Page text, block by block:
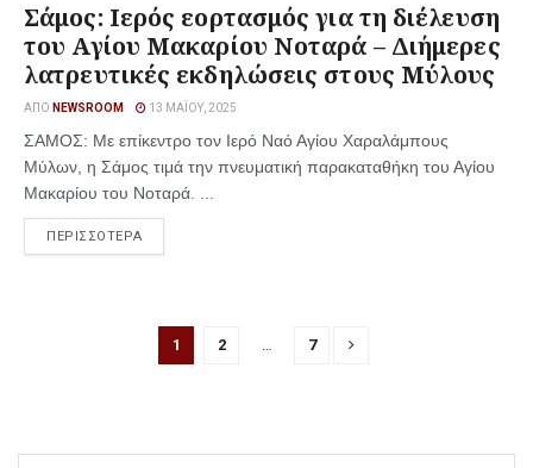
Σάμος: Ιερός εορτασμός για τη διέλευση
του Αγίου Μακαρίου Νοταρά – Διήμερες
λατρευτικές εκδηλώσεις στους Μύλους
ΑΠΌ NEWSROOM 13 ΜΑΪ́ΟΥ, 2025
ΣΑΜΟΣ: Με επίκεντρο τον Ιερό Ναό Αγίου Χαραλάμπους
Μύλων, η Σάμος τιμά την πνευματική παρακαταθήκη του Αγίου
Μακαρίου του Νοταρά. ...
ΠΕΡΙΣΣΟΤΕΡΑ
1 2 … 7